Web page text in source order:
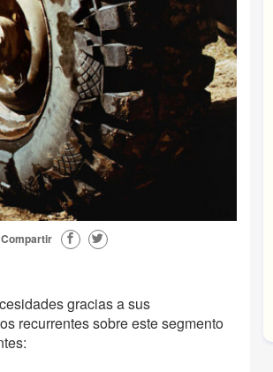
Compartir
gracias a sus
recurrentes sobre este segmento